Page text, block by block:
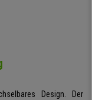
Design. Der